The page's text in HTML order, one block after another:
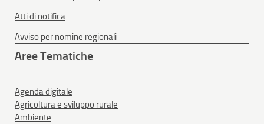
Atti di notifica
Avviso per nomine regionali
Aree Tematiche
Agenda digitale
Agricoltura e sviluppo rurale
Ambiente